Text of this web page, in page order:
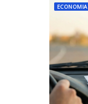
ECONOMIA